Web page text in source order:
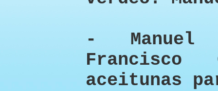
- Manuel
Francisco
aceitunas